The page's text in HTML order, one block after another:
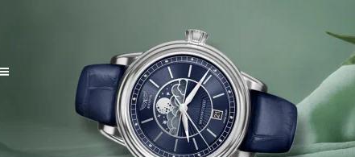
Реклама в «Ъ» www.kommersant.ru/ad